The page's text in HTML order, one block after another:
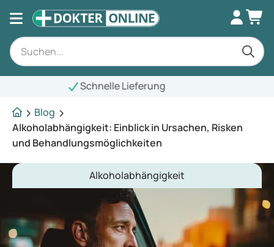
Blog
Alkoholabhängigkeit: Einblick in Ursachen, Risken
und Behandlungsmöglichkeiten
Alkoholabhängigkeit